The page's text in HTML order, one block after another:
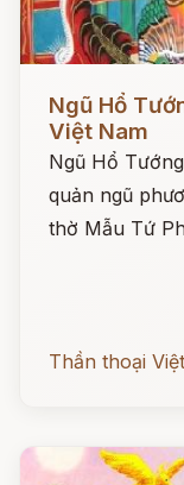
Ngũ Hổ
Việt Nam
Ngũ Hổ
quản ngũ
thờ Mẫu Tứ
Thần thoại